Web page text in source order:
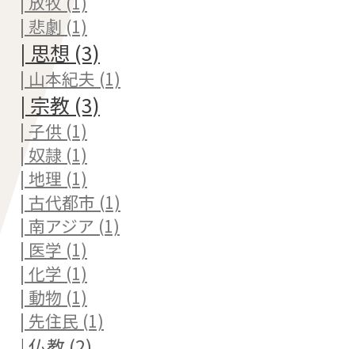
| 悲劇 (1)
| 思想 (3)
| 山本紀夫 (1)
| 宗教 (3)
| 子供 (1)
| 奴隷 (1)
| 地理 (1)
| 古代都市 (1)
| 南アジア (1)
| 医学 (1)
| 化学 (1)
| 動物 (1)
| 先住民 (1)